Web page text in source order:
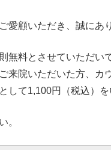
愛顧いただき、誠にあ
無料とさせていただい
来院いただいた方、カ
して1,100円（税込）を
。